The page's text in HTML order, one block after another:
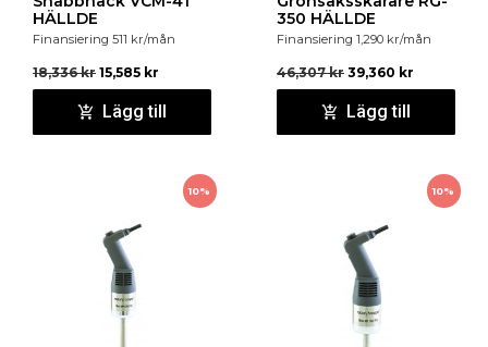
HÄLLDE
Finansiering 511 kr/mån
18,336kr 15,585 kr
Lägg till
350 HÄLLDE
Finansiering 1,290 kr/mån
46,307kr 39,360 kr
Lägg till
10% 10%